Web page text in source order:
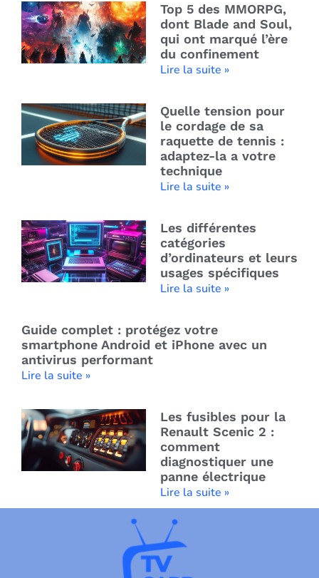
Top 5 des MMORPG,
dont Blade and Soul,
qui ont marqué l’ère
du confinement
Lire la suite »
Quelle tension pour
le cordage de sa
raquette de tennis :
adaptez-la a votre
technique
Lire la suite »
Les différentes
catégories
d’ordinateurs et leurs
usages spécifiques
Lire la suite »
Guide complet : protégez votre
smartphone Android et iPhone avec un
antivirus performant
Lire la suite »
Les fusibles pour la
Renault Scenic 2 :
comment
diagnostiquer une
panne électrique
Lire la suite »